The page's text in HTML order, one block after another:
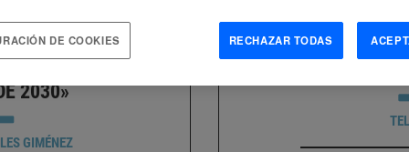
«MI OBJETIVO ES
DE ÁRBOLES
2030»
GIMÉNEZ
FORO TELOS 2023:
RECHAZAR TODAS
DE COOKIES